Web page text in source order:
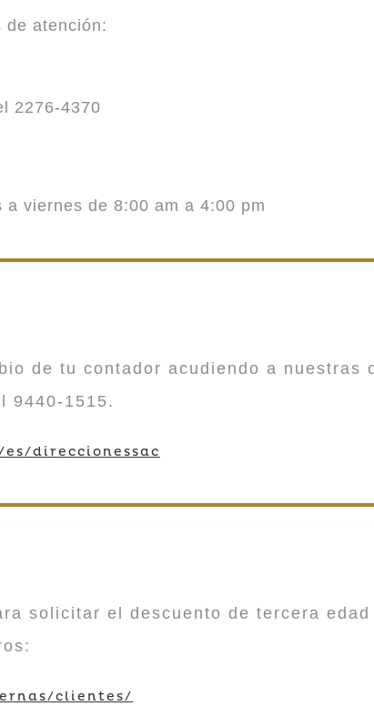
de atención:
2276-4370
viernes de 8:00 am a 4:00 pm
de tu contador acudiendo a nuestras
9440-1515.
direccionessac
solicitar el descuento de tercera
clientes/